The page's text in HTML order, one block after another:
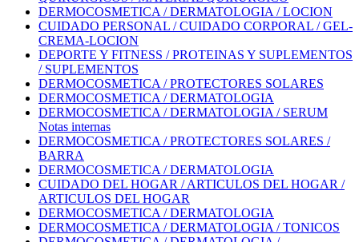
DERMOCOSMETICA / DERMATOLOGIA / LOCION
CUIDADO PERSONAL / CUIDADO CORPORAL / GEL-
CREMA-LOCION
DEPORTE Y FITNESS / PROTEINAS Y SUPLEMENTOS
/ SUPLEMENTOS
DERMOCOSMETICA / PROTECTORES SOLARES
DERMOCOSMETICA / DERMATOLOGIA
DERMOCOSMETICA / DERMATOLOGIA / SERUM
Notas internas
DERMOCOSMETICA / PROTECTORES SOLARES /
BARRA
DERMOCOSMETICA / DERMATOLOGIA
CUIDADO DEL HOGAR / ARTICULOS DEL HOGAR /
ARTICULOS DEL HOGAR
DERMOCOSMETICA / DERMATOLOGIA
DERMOCOSMETICA / DERMATOLOGIA / TONICOS